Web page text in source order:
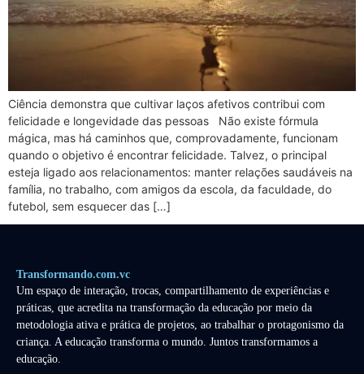
Ciência demonstra que cultivar laços afetivos contribui com
felicidade e longevidade das pessoas Não existe fórmula
mágica, mas há caminhos que, comprovadamente, funcionam
quando o objetivo é encontrar felicidade. Talvez, o principal
esteja ligado aos relacionamentos: manter relações saudáveis na
família, no trabalho, com amigos da escola, da faculdade, do
futebol, sem esquecer das […]
Transformando.com.vc
Um espaço de interação, trocas, compartilhamento de experiências e
práticas, que acredita na transformação da educação por meio da
metodologia ativa e prática de projetos, ao trabalhar o protagonismo da
criança. A educação transforma o mundo. Juntos transformamos a
educação.